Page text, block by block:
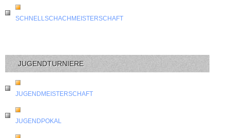
SCHNELLSCHACHMEISTERSCHAFT
JUGENDTURNIERE
JUGENDMEISTERSCHAFT
JUGENDPOKAL